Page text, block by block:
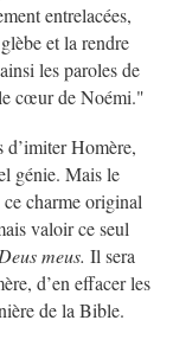
entrelacées,
et la rendre
les paroles de
cœur de Noémi."
d’imiter Homère,
génie. Mais le
charme original
valoir ce seul
meus. Il sera
d’en effacer les
de la Bible.